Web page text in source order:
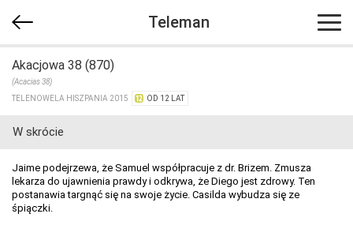
Teleman
Akacjowa 38 (870)
(Acacias 38)
TELENOWELA HISZPANIA 2015
OD 12 LAT
W skrócie
Jaime podejrzewa, że Samuel współpracuje z dr. Brizem. Zmusza
lekarza do ujawnienia prawdy i odkrywa, że Diego jest zdrowy. Ten
postanawia targnąć się na swoje życie. Casilda wybudza się ze
śpiączki.